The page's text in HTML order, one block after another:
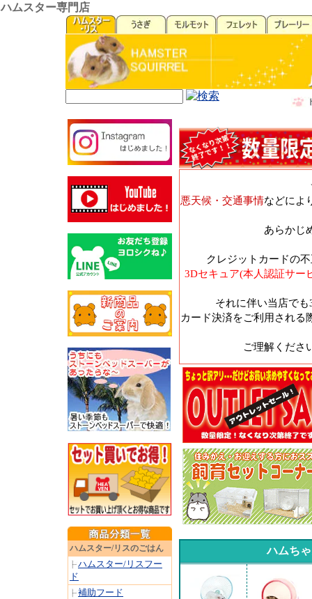
ハムスター専門店
ハムスター/リスのごはん
ハムスター/リスフー
ド
補助フード
悪天候・交通事情などによ
あらかじ
クレジットカードの
3Dセキュア(本人認証サー
それに伴い当店で
カード決済をご利用される
ご理解くださ
ハムち